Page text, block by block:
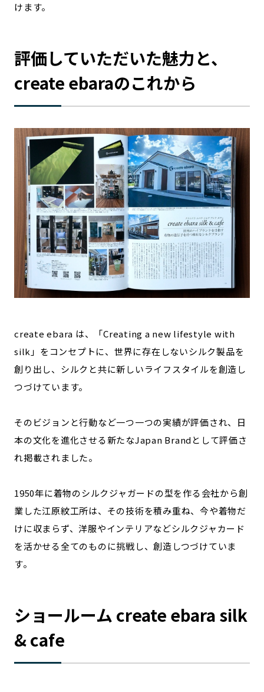
けます。
評価していただいた魅力と、
create ebaraのこれから
create ebara は、「Creating a new lifestyle with
silk」をコンセプトに、世界に存在しないシルク製品を
創り出し、シルクと共に新しいライフスタイルを創造し
つづけています。
そのビジョンと行動など一つ一つの実績が評価され、日
本の文化を進化させる新たなJapan Brandとして評価さ
れ掲載されました。
1950年に着物のシルクジャガードの型を作る会社から創
業した江原紋工所は、その技術を積み重ね、今や着物だ
けに収まらず、洋服やインテリアなどシルクジャカード
を活かせる全てのものに挑戦し、創造しつづけていま
す。
ショールーム create ebara silk
& cafe